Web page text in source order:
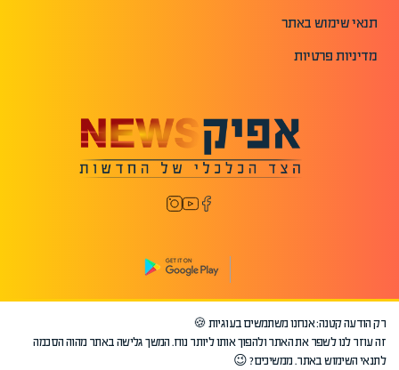
תנאי שימוש באתר
מדיניות פרטיות
©2026 כל הזכויות שמורות לאפיק.
רק הודעה קטנה: אנחנו משתמשים בעוגיות 🍪
זה עוזר לנו לשפר את האתר ולהפוך אותו ליותר נוח. המשך גלישה באתר מהוה הסכמה
לתנאי השימוש באתר. ממשיכים? 😉